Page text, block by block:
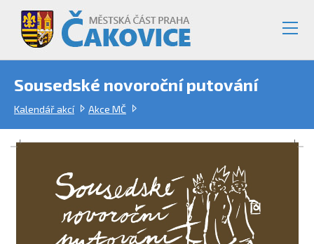
Sousedské novoroční putování
Kalendář akcí Akce MČ